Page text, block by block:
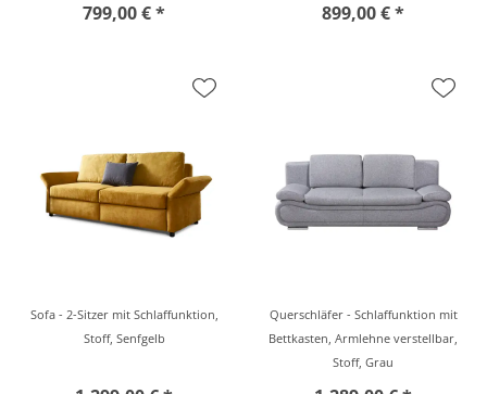
799,00 € * 899,00 € *
Sofa - 2-Sitzer mit Schlaffunktion,
Stoff, Senfgelb
Querschläfer - Schlaffunktion mit
Bettkasten, Armlehne verstellbar,
Stoff, Grau